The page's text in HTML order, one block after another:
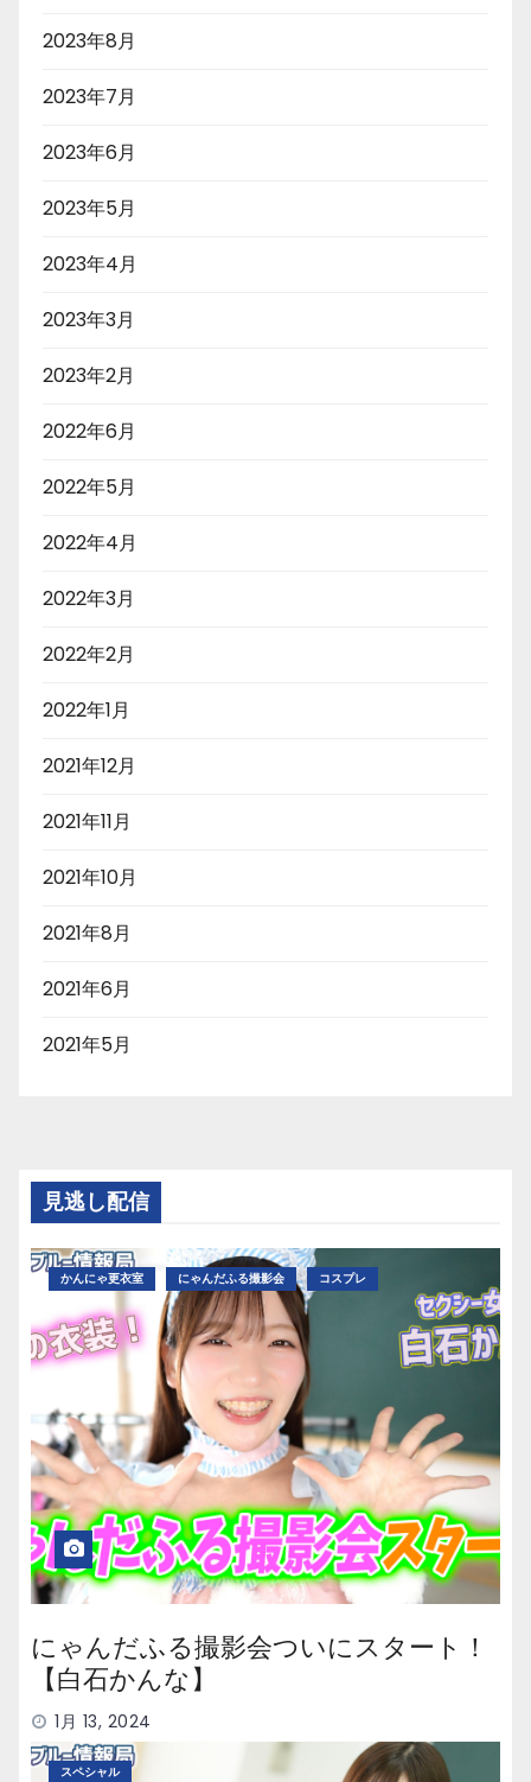
2023年8月
2023年7月
2023年6月
2023年5月
2023年4月
2023年3月
2023年2月
2022年6月
2022年5月
2022年4月
2022年3月
2022年2月
2022年1月
2021年12月
2021年11月
2021年10月
2021年8月
2021年6月
2021年5月
見逃し配信
かんにゃ更衣室 にゃんだふる撮影会 コスプレ
にゃんだふる撮影会ついにスタート！
【白石かんな】
1月 13, 2024
スペシャル